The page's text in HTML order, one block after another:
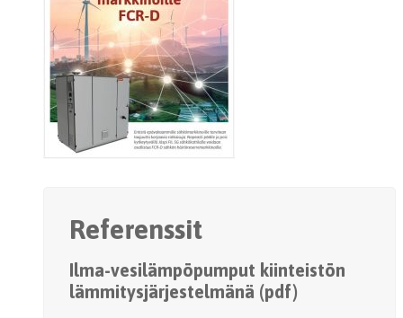
Referenssit
Ilma-vesilämpöpumput kiinteistön
lämmitysjärjestelmänä (pdf)